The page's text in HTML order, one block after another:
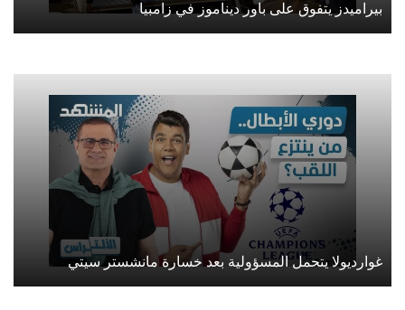
بيراميدز يتفوق على باور ديناموز في زامبيا
غوارديولا يتحمل المسؤولية بعد خسارة مانشستر سيتي